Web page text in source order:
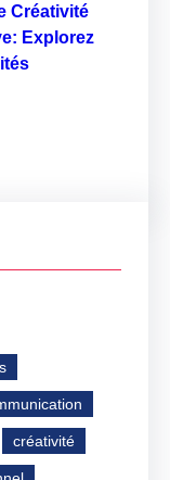
Créativité
Explorez
créativité